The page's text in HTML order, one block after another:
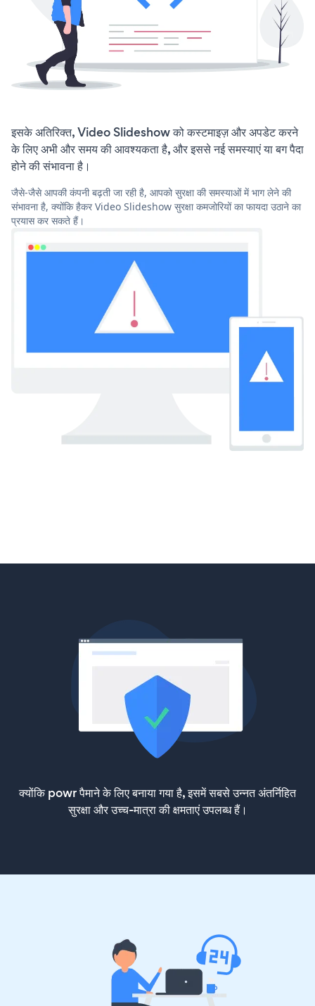
इसके अतिरिक्त, Video Slideshow को कस्टमाइज़ और अपडेट करने
के लिए अभी और समय की आवश्यकता है, और इससे नई समस्याएं या बग पैदा
होने की संभावना है।
जैसे-जैसे आपकी कंपनी बढ़ती जा रही है, आपको सुरक्षा की समस्याओं में भाग लेने की
संभावना है, क्योंकि हैकर Video Slideshow सुरक्षा कमजोरियों का फायदा उठाने का
प्रयास कर सकते हैं।
क्योंकि powr पैमाने के लिए बनाया गया है, इसमें सबसे उन्नत अंतर्निहित
सुरक्षा और उच्च-मात्रा की क्षमताएं उपलब्ध हैं।